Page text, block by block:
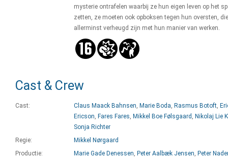
mysterie ontrafelen waarbij ze hun eigen leven op het
zetten, ze moeten ook opboksen tegen hun oversten, die
allerminst verheugd zijn met hun manier van werken.
Cast & Crew
Cast: Claus Maack Bahnsen, Marie Boda, Rasmus Botoft,
Ericson, Fares Fares, Mikkel Boe Følsgaard , Nikolaj Lie
Sonja Richter
Regie:
Mikkel Nørgaard
Productie:
Marie Gade Denessen, Peter Aalbæk Jensen, Peter